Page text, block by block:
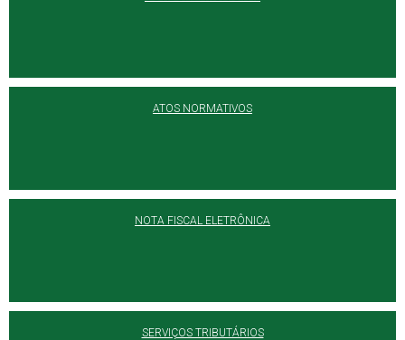
ATOS NORMATIVOS
NOTA FISCAL ELETRÔNICA
SERVIÇOS TRIBUTÁRIOS